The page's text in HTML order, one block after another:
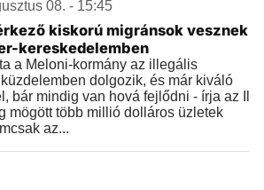
08. - 15:45
kiskorú migránsok vesznek
kereskedelemben
a Meloni-kormány az illegális
dolgozik, és már kiváló
bár mindig van hová fejlődni - írja az Il
mögött több millió dolláros üzletek
az...